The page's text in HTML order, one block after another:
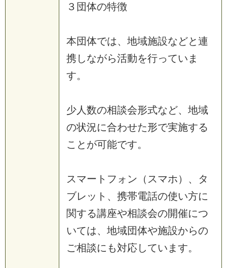
３団体の特徴
本団体では、地域施設などと連
携しながら活動を行っていま
す。
少人数の相談会形式など、地域
の状況に合わせた形で実施する
ことが可能です。
スマートフォン（スマホ）、タ
ブレット、携帯電話の使い方に
関する講座や相談会の開催につ
いては、地域団体や施設からの
ご相談にも対応しています。